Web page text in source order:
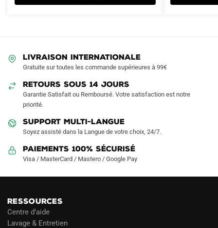
LIVRAISON INTERNATIONALE
Gratuite sur toutes les commande supérieures à 99€
RETOURS SOUS 14 JOURS
Garantie Satisfait ou Remboursé. Votre satisfaction est notre
priorité.
SUPPORT MULTI-LANGUE
Soyez assisté dans la Langue de votre choix, 24/7.
Paiements 100% Sécurisé
Visa / MasterCard / Mastero / Google Pay
RESSOURCES
Centre d’aide
Lavage & Entretien